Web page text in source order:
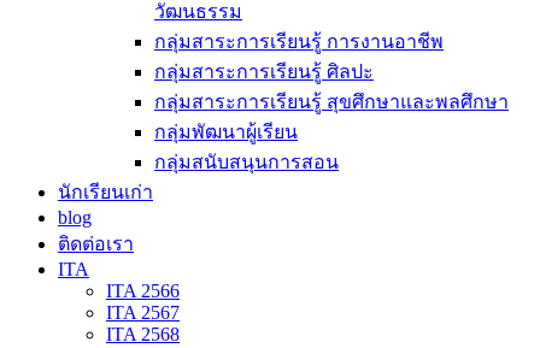
วัฒนธรรม
กลุ่มสาระการเรียนรู้ การงานอาชีพ
กลุ่มสาระการเรียนรู้ ศิลปะ
กลุ่มสาระการเรียนรู้ สุขศึกษาและพลศึกษา
กลุ่มพัฒนาผู้เรียน
กลุ่มสนับสนุนการสอน
นักเรียนเก่า
blog
ติดต่อเรา
ITA
ITA 2566
ITA 2567
ITA 2568